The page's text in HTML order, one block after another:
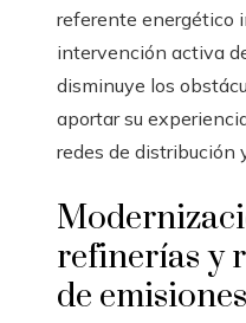
referente energético
intervención activa
disminuye los
aportar su
redes de distribución
refinerías y
de emisiones